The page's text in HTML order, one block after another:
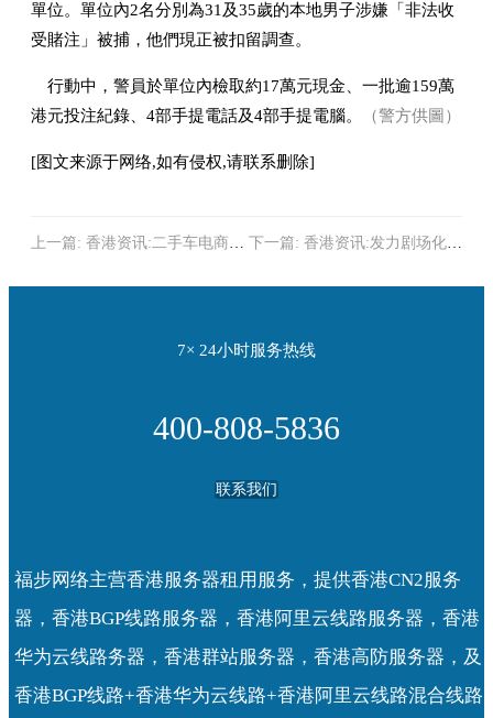
單位。單位內2名分別為31及35歲的本地男子涉嫌「非法收
受賭注」被捕，他們現正被扣留調查。
行動中，警員於單位內檢取約17萬元現金、一批逾159萬
港元投注紀錄、4部手提電話及4部手提電腦。
（警方供圖）
[图文来源于网络,如有侵权,请联系删除]
上一篇: 香港资讯:二手车电商需 下一篇: 香港资讯:发力剧场化，
7× 24小时服务热线
400-808-5836
联系我们
福步网络主营香港服务器租用服务，提供香港CN2服务
器，香港BGP线路服务器，香港阿里云线路服务器，香港
华为云线路务器，香港群站服务器，香港高防服务器，及
香港BGP线路+香港华为云线路+香港阿里云线路混合线路